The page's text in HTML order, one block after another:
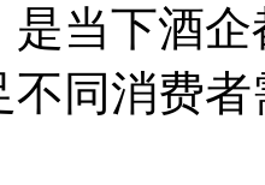
是当下酒
不同消费